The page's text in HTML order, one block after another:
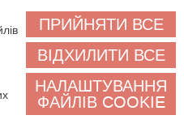
ПРИЙНЯТИ ВСЕ
ВІДХИЛИТИ ВСЕ
НАЛАШТУВАННЯ
ФАЙЛІВ COOKIE